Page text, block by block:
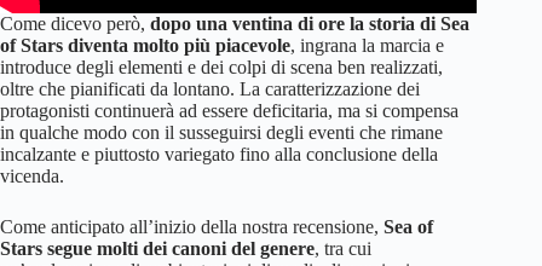
Come dicevo però, dopo una ventina di ore la storia di Sea
of Stars diventa molto più piacevole, ingrana la marcia e
introduce degli elementi e dei colpi di scena ben realizzati,
oltre che pianificati da lontano. La caratterizzazione dei
protagonisti continuerà ad essere deficitaria, ma si compensa
in qualche modo con il susseguirsi degli eventi che rimane
incalzante e piuttosto variegato fino alla conclusione della
vicenda.
Come anticipato all’inizio della nostra recensione, Sea of
Stars segue molti dei canoni del genere, tra cui